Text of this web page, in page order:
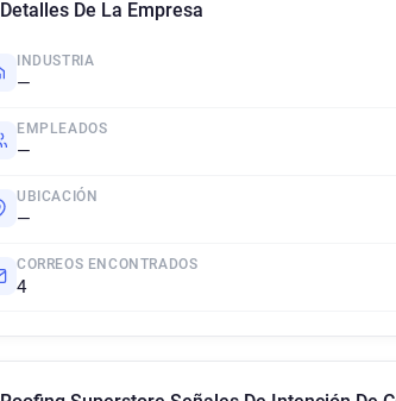
Detalles De La Empresa
INDUSTRIA
—
EMPLEADOS
—
UBICACIÓN
—
CORREOS ENCONTRADOS
4